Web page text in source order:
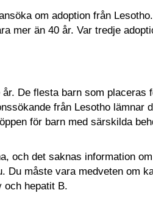
om adoption från
mer än 40 år. Var tredje
De flesta barn som placeras
från Lesotho lämnar
för barn med särskilda
och det saknas information
Du måste vara medveten om
och hepatit B.